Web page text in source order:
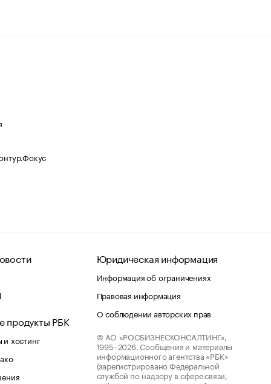
продукты РБК
хостинг
Юридическая информация
Информация об ограничениях
Правовая информация
О соблюдении авторских прав
© АО «РОСБИЗНЕСКОНСАЛТИНГ»,
1995–2026. Сообщения и материалы
информационного агентства «РБК»
(зарегистрировано Федеральной
службой по надзору в сфере связи,